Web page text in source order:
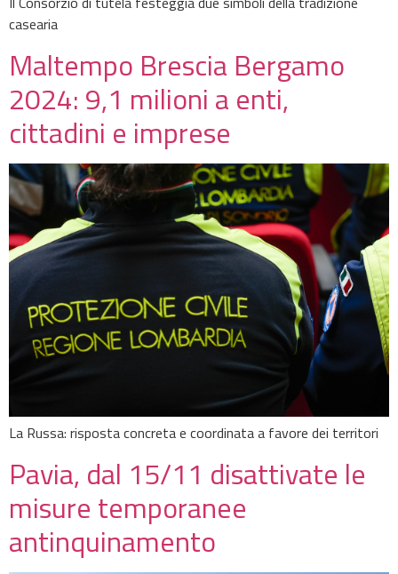
casearia
Maltempo Brescia Bergamo
2024: 9,1 milioni a enti,
cittadini e imprese
La Russa: risposta concreta e coordinata a favore dei territori
Pavia, dal 15/11 disattivate le
misure temporanee
antinquinamento